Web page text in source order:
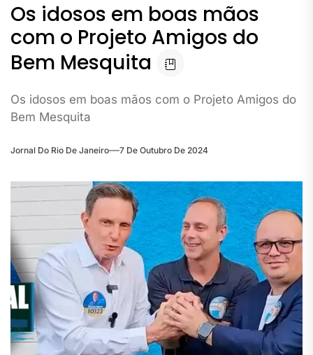
Os idosos em boas mãos
com o Projeto Amigos do
Bem Mesquita
Os idosos em boas mãos com o Projeto Amigos do
Bem Mesquita
Jornal Do Rio De Janeiro 7 De Outubro De 2024